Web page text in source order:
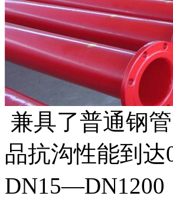
兼具了普通钢
品抗沟性能到
DN15—DN1200